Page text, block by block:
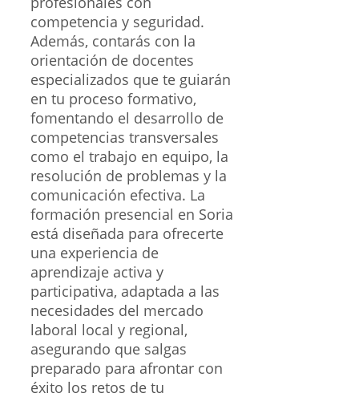
competencia y seguridad.
Además, contarás con la
orientación de docentes
especializados que te guiarán
en tu proceso formativo,
fomentando el desarrollo de
competencias transversales
como el trabajo en equipo, la
resolución de problemas y la
comunicación efectiva. La
formación presencial en Soria
está diseñada para ofrecerte
una experiencia de
aprendizaje activa y
participativa, adaptada a las
necesidades del mercado
laboral local y regional,
asegurando que salgas
preparado para afrontar con
éxito los retos de tu